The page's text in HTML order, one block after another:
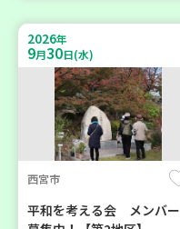
2026年
9月30日(水)
西宮市
平和を考える会 メンバー